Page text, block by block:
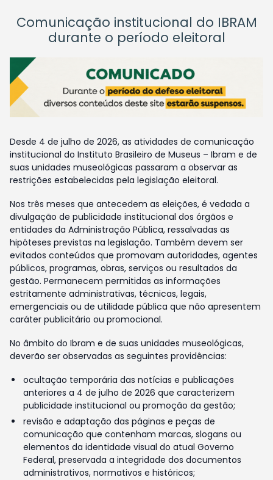
Comunicação institucional do IBRAM
durante o período eleitoral
Desde 4 de julho de 2026, as atividades de comunicação
institucional do Instituto Brasileiro de Museus – Ibram e de
suas unidades museológicas passaram a observar as
restrições estabelecidas pela legislação eleitoral.
Nos três meses que antecedem as eleições, é vedada a
divulgação de publicidade institucional dos órgãos e
entidades da Administração Pública, ressalvadas as
hipóteses previstas na legislação. Também devem ser
evitados conteúdos que promovam autoridades, agentes
públicos, programas, obras, serviços ou resultados da
gestão. Permanecem permitidas as informações
estritamente administrativas, técnicas, legais,
emergenciais ou de utilidade pública que não apresentem
caráter publicitário ou promocional.
No âmbito do Ibram e de suas unidades museológicas,
deverão ser observadas as seguintes providências:
ocultação temporária das notícias e publicações
anteriores a 4 de julho de 2026 que caracterizem
publicidade institucional ou promoção da gestão;
revisão e adaptação das páginas e peças de
comunicação que contenham marcas, slogans ou
elementos da identidade visual do atual Governo
Federal, preservada a integridade dos documentos
administrativos, normativos e históricos;